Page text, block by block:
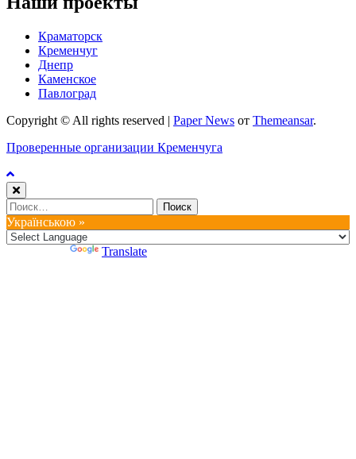
Краматорск
Кременчуг
Днепр
Каменское
Павлоград
Copyright © All rights reserved | Paper News от Themeansar.
Проверенные организации Кременчуга
Найти:
Українською »
Translate